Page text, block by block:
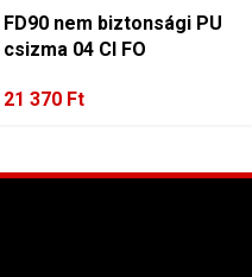
FD90 nem biztonsági PU
csizma 04 CI FO
21 370 Ft